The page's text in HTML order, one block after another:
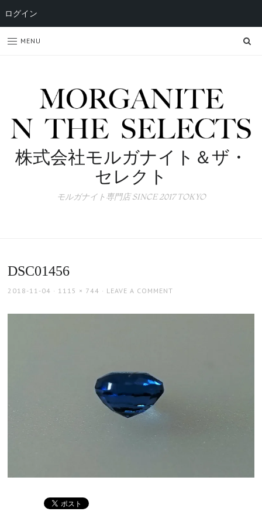
MENU
株式会社モルガナイト＆ザ・
セレクト
モルガナイト専門店 SINCE 2017 TOKYO
DSC01456
POSTED
2018-11-04
FULL
1115 × 744 LEAVE A COMMENT
ログイン